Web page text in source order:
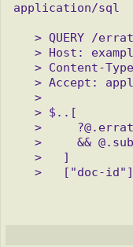
application/sql